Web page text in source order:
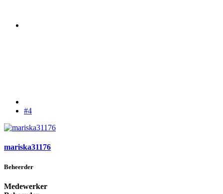
#4
mariska31176
Beheerder
Medewerker